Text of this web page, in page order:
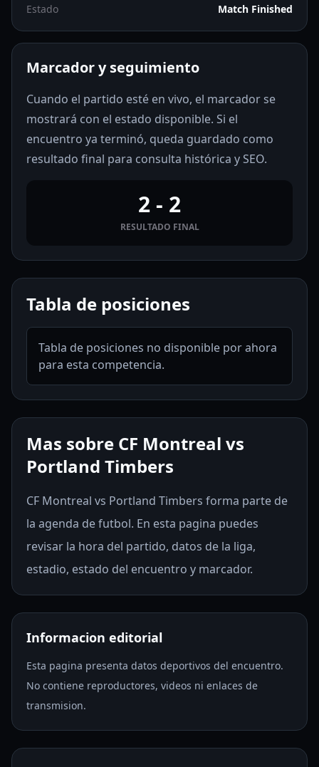
Estado Match Finished
Marcador y seguimiento
Cuando el partido esté en vivo, el marcador se
mostrará con el estado disponible. Si el
encuentro ya terminó, queda guardado como
resultado final para consulta histórica y SEO.
2 - 2
RESULTADO FINAL
Tabla de posiciones
Tabla de posiciones no disponible por ahora
para esta competencia.
Mas sobre CF Montreal vs
Portland Timbers
CF Montreal vs Portland Timbers forma parte de
la agenda de futbol. En esta pagina puedes
revisar la hora del partido, datos de la liga,
estadio, estado del encuentro y marcador.
Informacion editorial
Esta pagina presenta datos deportivos del encuentro.
No contiene reproductores, videos ni enlaces de
transmision.